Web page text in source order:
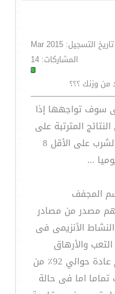
تاريخ التسجيل: Mar 2015
المشاركات: 14
وزنك ؟؟؟
سوف تواجهها إذا
المترتبة على
جفاف الجسم وعدم الالتزام بالشرب على الأقل 8
...
المجفف
اهم مصدر من مصادر
الأنزيمى فى
والأرهاق
2. أرتفاع ضغط الدم : نسبة الدم عادة حوالي 92٪ من
اما فى حالة